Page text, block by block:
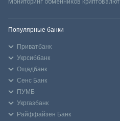
Популярные банки
Приватбанк
Укрсиббанк
Ощадбанк
Сенс Банк
ПУМБ
Укргазбанк
Райффайзен Банк